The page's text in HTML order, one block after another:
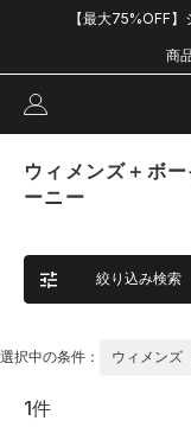
【最大75%OFF
商
ウィメンズ＋ボ
ーニー
絞り込み検索
選択中の条件： ウィメンズ
1件